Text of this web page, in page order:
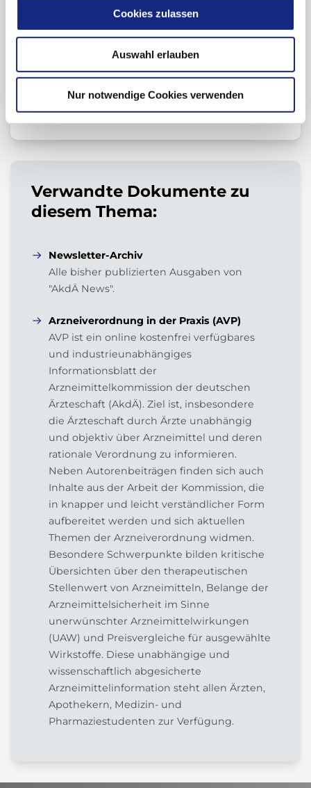
Cookies zulassen
Auswahl erlauben
Nur notwendige Cookies verwenden
Zur Übersicht
Verwandte Dokumente zu
diesem Thema:
Newsletter-Archiv
Alle bisher publizierten Ausgaben von
"AkdÄ News".
Arzneiverordnung in der Praxis (AVP)
AVP ist ein online kostenfrei verfügbares
und industrieunabhängiges
Informationsblatt der
Arzneimittelkommission der deutschen
Ärzteschaft (AkdÄ). Ziel ist, insbesondere
die Ärzteschaft durch Ärzte unabhängig
und objektiv über Arzneimittel und deren
rationale Verordnung zu informieren.
Neben Autorenbeiträgen finden sich auch
Inhalte aus der Arbeit der Kommission, die
in knapper und leicht verständlicher Form
aufbereitet werden und sich aktuellen
Themen der Arzneiverordnung widmen.
Besondere Schwerpunkte bilden kritische
Übersichten über den therapeutischen
Stellenwert von Arzneimitteln, Belange der
Arzneimittelsicherheit im Sinne
unerwünschter Arzneimittelwirkungen
(UAW) und Preisvergleiche für ausgewählte
Wirkstoffe. Diese unabhängige und
wissenschaftlich abgesicherte
Arzneimittelinformation steht allen Ärzten,
Apothekern, Medizin- und
Pharmaziestudenten zur Verfügung.